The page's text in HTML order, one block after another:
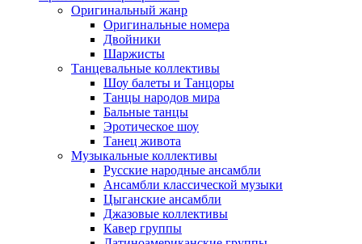
Оригинальный жанр
Оригинальные номера
Двойники
Шаржисты
Танцевальные коллективы
Шоу балеты и Танцоры
Танцы народов мира
Бальные танцы
Эротическое шоу
Танец живота
Музыкальные коллективы
Русские народные ансамбли
Ансамбли классической музыки
Цыганские ансамбли
Джазовые коллективы
Кавер группы